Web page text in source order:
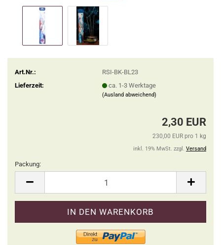
Art.Nr.:
RSI-BK-BL23
Lieferzeit:
ca. 1-3 Werktage
(Ausland abweichend)
2,30 EUR
230,00 EUR pro 1 kg
inkl. 19% MwSt. zzgl. Versand
Packung: